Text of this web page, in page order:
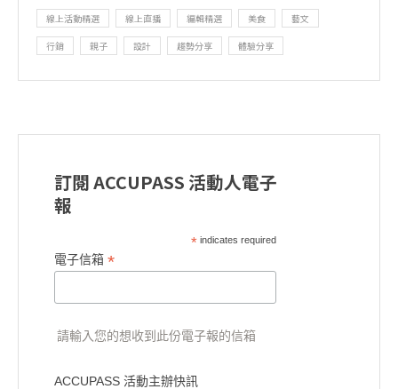
線上活動精選 線上直播 編輯精選 美食 藝文
行銷 親子 設計 趨勢分享 體驗分享
訂閱 ACCUPASS 活動人電子
報
*indicates required
電子信箱 *
請輸入您的想收到此份電子報的信箱
ACCUPASS 活動主辦快訊